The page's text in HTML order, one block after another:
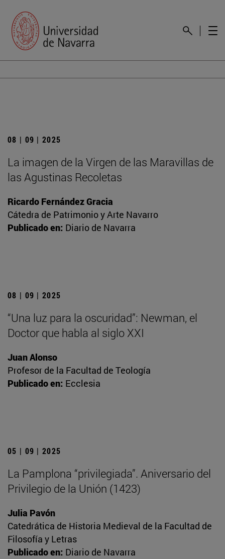
08 | 09 | 2025
La imagen de la Virgen de las Maravillas de
las Agustinas Recoletas
Ricardo Fernández Gracia
Cátedra de Patrimonio y Arte Navarro
Publicado en: Diario de Navarra
08 | 09 | 2025
“Una luz para la oscuridad”: Newman, el
Doctor que habla al siglo XXI
Juan Alonso
Profesor de la Facultad de Teología
Publicado en: Ecclesia
05 | 09 | 2025
La Pamplona “privilegiada”. Aniversario del
Privilegio de la Unión (1423)
Julia Pavón
Catedrática de Historia Medieval de la Facultad de
Filosofía y Letras
Publicado en: Diario de Navarra